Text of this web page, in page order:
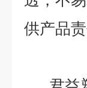
供产品